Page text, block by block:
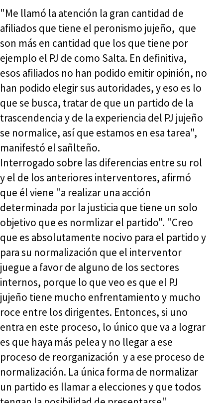
"Me llamó la atención la gran cantidad de
afiliados que tiene el peronismo jujeño, que
son más en cantidad que los que tiene por
ejemplo el PJ de como Salta. En definitiva,
esos afiliados no han podido emitir opinión, no
han podido elegir sus autoridades, y eso es lo
que se busca, tratar de que un partido de la
trascendencia y de la experiencia del PJ jujeño
se normalice, así que estamos en esa tarea",
manifestó el sañlteño.
Interrogado sobre las diferencias entre su rol
y el de los anteriores interventores, afirmó
que él viene "a realizar una acción
determinada por la justicia que tiene un solo
objetivo que es normlizar el partido". "Creo
que es absolutamente nocivo para el partido y
para su normalización que el interventor
juegue a favor de alguno de los sectores
internos, porque lo que veo es que el PJ
jujeño tiene mucho enfrentamiento y mucho
roce entre los dirigentes. Entonces, si uno
entra en este proceso, lo único que va a lograr
es que haya más pelea y no llegar a ese
proceso de reorganización y a ese proceso de
normalización. La única forma de normalizar
un partido es llamar a elecciones y que todos